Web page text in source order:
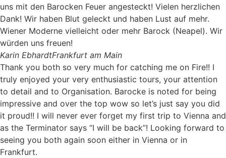
uns mit den Barocken Feuer angesteckt! Vielen herzlichen
Dank! Wir haben Blut geleckt und haben Lust auf mehr.
Wiener Moderne vielleicht oder mehr Barock (Neapel). Wir
würden uns freuen!
Karin EbhardtFrankfurt am Main
Thank you both so very much for catching me on Fire!! I
truly enjoyed your very enthusiastic tours, your attention
to detail and to Organisation. Barocke is noted for being
impressive and over the top wow so let’s just say you did
it proud!! I will never ever forget my first trip to Vienna and
as the Terminator says “I will be back”! Looking forward to
seeing you both again soon either in Vienna or in
Frankfurt.